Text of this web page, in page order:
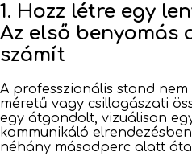
1. Hozz létre egy
Az első benyomás
számít
A professzionális stand
méretű vagy csillagászati
egy átgondolt, vizuálisan
kommunikáló
néhány másodperc alatt